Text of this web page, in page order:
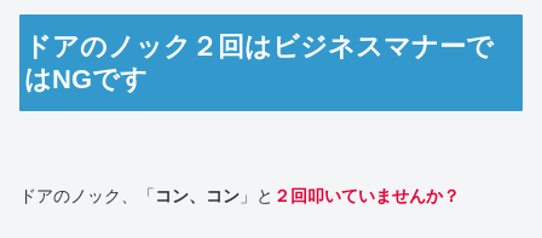
ドアのノック２回はビジネスマナーで
はNGです
ドアのノック、「 コン、コン 」と ２回叩いていませんか？